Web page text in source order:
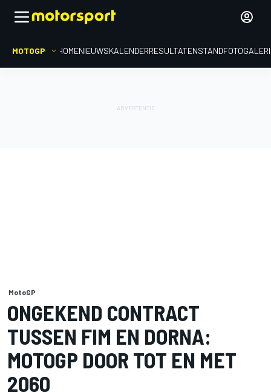
MOTOGP HOMENIEUWSKALENDERRESULTATENSTAND
MotoGP
ONGEKEND CONTRACT
TUSSEN FIM EN DORNA:
MOTOGP DOOR TOT EN MET
2060